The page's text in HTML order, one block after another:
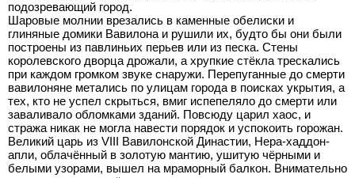
подозревающий город.
Шаровые молнии врезались в каменные обелиски и
глиняные домики Вавилона и рушили их, будто бы они были
построены из павлиньих перьев или из песка. Стены
королевского дворца дрожали, а хрупкие стёкла трескались
при каждом громком звуке снаружи. Перепуганные до смерти
вавилоняне метались по улицам города в поисках укрытия, а
тех, кто не успел скрыться, вмиг испепеляло до смерти или
заваливало обломками зданий. Повсюду царил хаос, и
стража никак не могла навести порядок и успокоить горожан.
Великий царь из VIII Вавилонской Династии, Нера-хаддон-
апли, облачённый в золотую мантию, ушитую чёрными и
белыми узорами, вышел на мраморный балкон. Внимательно